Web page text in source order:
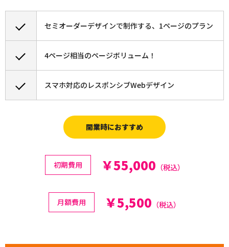
セミオーダーデザインで制作する、1ページのプラン
4ページ相当のページボリューム！
スマホ対応のレスポンシブWebデザイン
開業時におすすめ
初期費用 ￥55,000 （税込）
月額費用 ￥5,500 （税込）